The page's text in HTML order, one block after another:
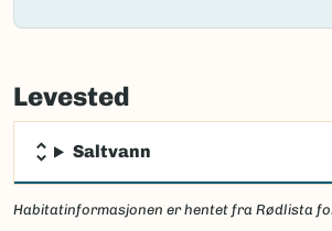
Failed
load
Levested
Saltvann
Habitatinformasjonen er hentet fra Rødlista